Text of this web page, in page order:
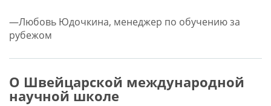
—Любовь Юдочкина, менеджер по обучению за
рубежом
О Швейцарской международной
научной школе